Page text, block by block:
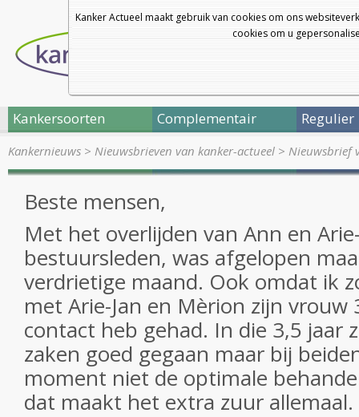
Kanker Actueel maakt gebruik van cookies om ons
cookies om u
Kankersoorten Complementair Regulier
Kankernieuws > Nieuwsbrieven van kanker-actueel > Nieuwsbrief
Beste mensen,
Met het overlijden van Ann en
bestuursleden, was afgelopen
verdrietige maand. Ook omdat ik
met Arie-Jan en Mèrion zijn vrouw
contact heb gehad. In die 3,5 jaar
zaken goed gegaan maar bij
moment niet de optimale
dat maakt het extra zuur allemaal.